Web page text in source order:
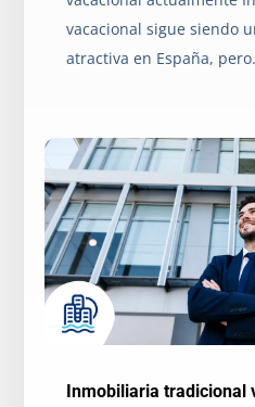
vacacional sigue siendo
atractiva en España,
Inmobiliaria tradicional